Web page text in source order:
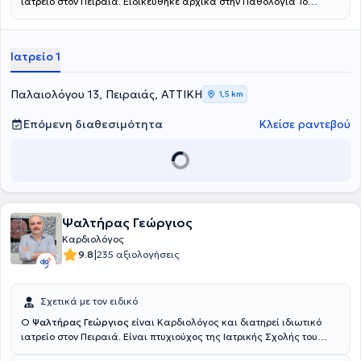
στο Γενικό Νοσοκομείο Αττικής "Σισμανόγλειο". Έχει εργαστεί ως
Τμήμα Πυρηνικής Ιατρικής του Νοσοκομείου "Hull Royal Infirmary",
Hull της Μεγάλης Βρετανίας, ενώ παράλληλα διατελεί
Επιστημονικός Συνεργάτης στο Τμήμα Υπερήχων Καρδιάς
(Ηχοκαρδιολογίας) του Ιατρικού Κέντρου Αθηνών - Κλινική
Περιστερίου. Στο ιδιωτικό του ιατρείο προσφέρει πλήθος υπηρεσιών,
εξατομικευμένες για τις ανάγκες εκάστοτε ασθενούς.
Ιατρείο 1
Παλαιολόγου 13, Πειραιάς, ΑΤΤΙΚΗ 1,5 km
Επόμενη διαθεσιμότητα Κλείσε ραντεβού
Ψαλτήρας Γεώργιος
Καρδιολόγος
9.8|235 αξιολογήσεις
Σχετικά με τον ειδικό
Ο Ψαλτήρας Γεώργιος είναι Καρδιολόγος και διατηρεί ιδιωτικό
ιατρείο στον Πειραιά. Είναι πτυχιούχος της Ιατρικής Σχολής του